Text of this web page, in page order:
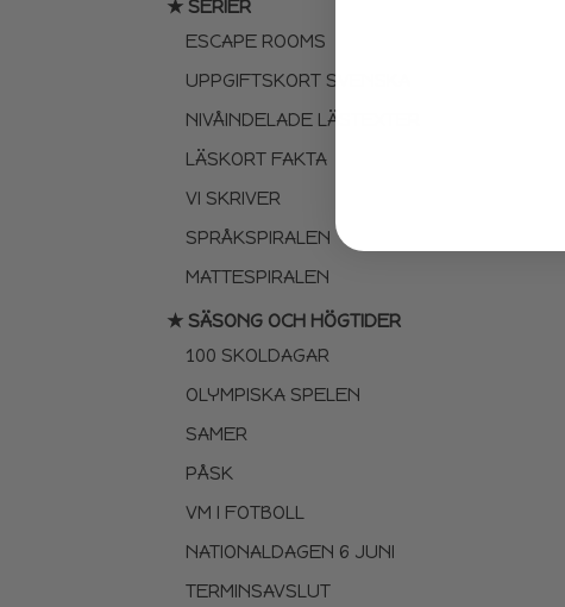
★ SERIER
ESCAPE ROOMS
UPPGIFTSKORT SVENSKA
NIVÅINDELADE LÄSTEXTER
LÄSKORT FAKTA
VI SKRIVER
SPRÅKSPIRALEN
MATTESPIRALEN
★ SÄSONG OCH HÖGTIDER
100 SKOLDAGAR
OLYMPISKA SPELEN
SAMER
PÅSK
VM I FOTBOLL
NATIONALDAGEN 6 JUNI
TERMINSAVSLUT